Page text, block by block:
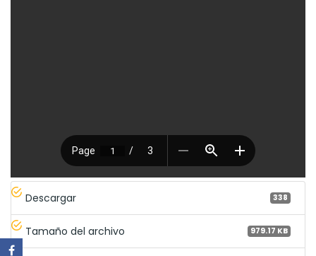
Descargar 338
Tamaño del archivo 979.17 KB